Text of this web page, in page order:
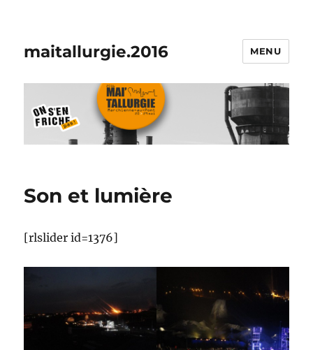
maitallurgie.2016 MENU
Son et lumière
[rlslider id=1376]